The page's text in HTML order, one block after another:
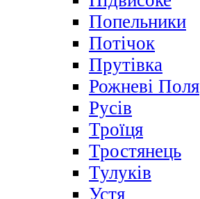
Попельники
Потічок
Прутівка
Рожневі Поля
Русів
Троїця
Тростянець
Тулуків
Устя